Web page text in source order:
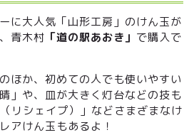
に大人気「山形工房」のけん玉が
、青木村 「道の駅あおき」 で購入で
ほか、初めての人でも使いやすい
」や、皿が大きく灯台などの技も
リシェイプ）」などさまざまなけ
アけん玉もあるよ！